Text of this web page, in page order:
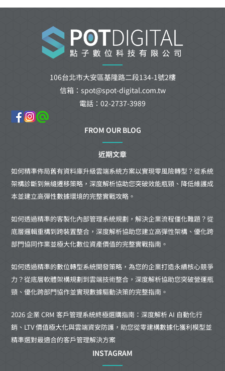
106台北市大安區基隆路二段134-1號2樓
信箱：spot@spot-digital.com.tw
電話：02-2737-3989
FROM OUR BLOG
近期文章
如何精準佈局舊有資料庫升級雲端系統方案以實現零風險轉型？從系統
架構診斷到無縫遷移策略，深度解析協助您突破效能瓶頸、降低維護成
本並建立高彈性數據環境的完整實戰攻略。
如何透過精準的客製化內部管理系統規劃，解決企業流程僵化難題？從
底層邏輯重構到跨裝置整合，深度解析協助您建立高彈性架構、優化跨
部門協同作業並極大化數位資產價值的完整實戰指南。
如何透過精準的數位轉型系統開發策略，為您的企業打造永續核心競爭
力？從底層軟體架構規劃到雲端技術整合，深度解析協助您突破營運瓶
頸、優化跨部門協作並實現數據驅動決策的完整指南。
2026 企業 CRM 客戶管理系統終極選購指南：深度解析 AI 自動化行
銷、LTV 價值極大化與雲端資安防護，助您從零建構數據化獲利模型並
精準選對最適合的客戶管理解決方案
INSTAGRAM